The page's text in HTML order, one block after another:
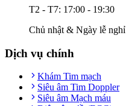
T2 - T7: 17:00 - 19:30
Chủ nhật & Ngày lễ nghỉ
Dịch vụ chính
Khám Tim mạch
Siêu âm Tim Doppler
Siêu âm Mạch máu